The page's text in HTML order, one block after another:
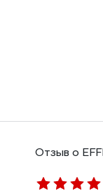
Отзыв о